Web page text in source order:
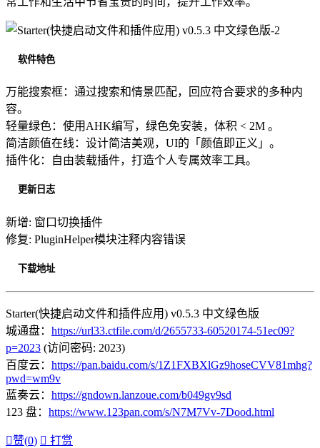
软件特色
万能搜索框：通过搜索和情景匹配，回应符合要求的多种内
容。
轻量绿色：使用AHK编写，绿色免安装，体积 < 2M 。
简洁颜值在线：设计简洁美观，UI的「颜值即正义」。
插件化：自由装载插件，打造个人专属效率工具。
更新日志
新增: 窗口切换插件
修复: PluginHelper模块注释内容错误
下载地址
Starter(快捷启动文件和插件应用) v0.5.3 中文绿色版
城通盘： https://url33.ctfile.com/d/2655733-60520174-51ec09?
p=2023 (访问密码: 2023)
百度云： https://pan.baidu.com/s/1Z1FXBXlGz9hoseCVV81mhg?
pwd=wm9v
蓝奏云： https://gndown.lanzoue.com/b049gv9sd
123 盘： https://www.123pan.com/s/N7M7Vv-7Dood.html
赞(0)  打赏